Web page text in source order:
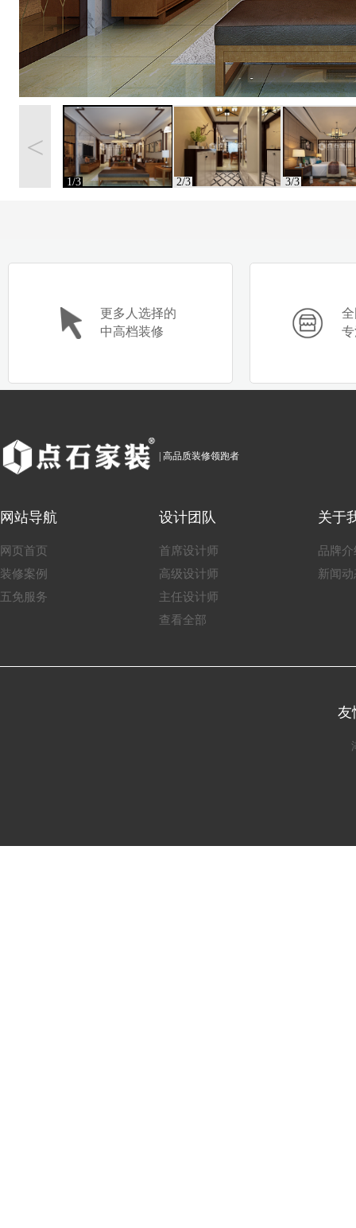
<
1/3 2/3 3/3
更多人选择的
中高档装修
| 高品质装修领跑者
网站导航
网页首页
装修案例
五免服务
设计团队
首席设计师
高级设计师
主任设计师
查看全部
关于
品牌介
新闻动
友